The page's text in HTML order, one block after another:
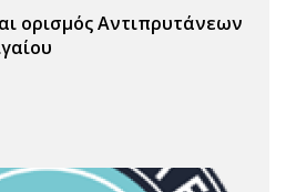
ορισμός Αντιπρυτάνεων